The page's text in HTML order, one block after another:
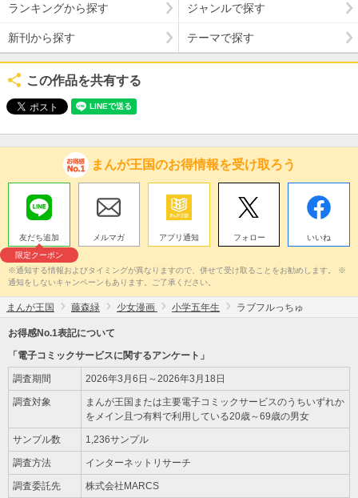
ランキングから探す ジャンルで探す
新刊から探す テーマで探す
この作品を共有する
まんが王国のお得情報を受け取ろう
友だち追加
限定クーポン
メルマガ アプリ通知 フォロー いいね
※通知する情報およびタイミングが異なりますので、併せて受け取ることをお勧めします。 ※
通知をしないキャンペーンもあります。ご了承ください。
まんが王国 藤森緑 少女漫画 小学五年生 ラブフルっちゅ
お得感No.1表記について
「電子コミックサービスに関するアンケート」
調査期間 2026年3月6日～2026年3月18日
調査対象
まんが王国または主要電子コミックサービスのうちいずれか
をメイン且つ有料で利用している20歳～69歳の男女
サンプル数 1,236サンプル
調査方法 インターネットリサーチ
調査委託先 株式会社MARCS